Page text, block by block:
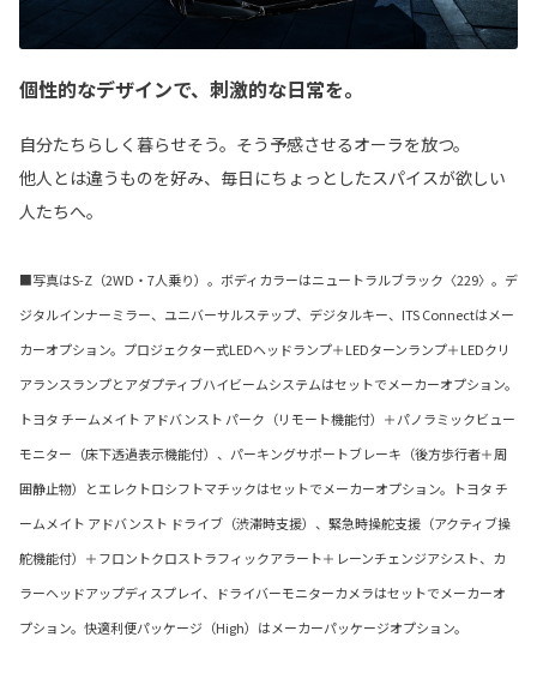
個性的なデザインで、刺激的な日常を。
自分たちらしく暮らせそう。そう予感させるオーラを放つ。
他人とは違うものを好み、毎日にちょっとしたスパイスが欲しい
人たちへ。
■写真はS-Z（2WD・7人乗り）。ボディカラーはニュートラルブラック〈229〉。デ
ジタルインナーミラー、ユニバーサルステップ、デジタルキー、ITS Connectはメー
カーオプション。プロジェクター式LEDヘッドランプ＋LEDターンランプ＋LEDクリ
アランスランプとアダプティブハイビームシステムはセットでメーカーオプション。
トヨタ チームメイト アドバンスト パーク（リモート機能付）＋パノラミックビュー
モニター（床下透過表示機能付）、パーキングサポートブレーキ（後方歩行者＋周
囲静止物）とエレクトロシフトマチックはセットでメーカーオプション。トヨタ チ
ームメイト アドバンスト ドライブ（渋滞時支援）、緊急時操舵支援（アクティブ操
舵機能付）＋フロントクロストラフィックアラート＋レーンチェンジアシスト、カ
ラーヘッドアップディスプレイ、ドライバーモニターカメラはセットでメーカーオ
プション。快適利便パッケージ（High）はメーカーパッケージオプション。